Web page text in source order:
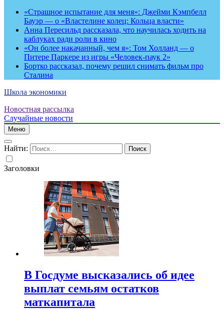
«Страшное испытание для меня»: Джейми Кэмпбелл
Бауэр — о «Властелине колец: Кольца власти»
Анна Пересильд рассказала, что научилась ходить на
каблуках ради роли в кино
«Он более накачанный, чем я»: Том Холланд — о
Питере Паркере из игры «Человек-паук 2»
Бортко рассказал, почему решил снимать фильм про
Сталина
Школа экономики
Новостная рассылка
Случайные новости
Меню
Найти:
Заголовки
В Госдуме высказались об идее
выплат семьям остатков
маткапитала